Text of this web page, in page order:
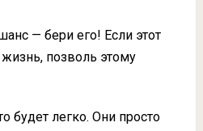
— бери его! Если этот
позволь этому
будет легко. Они просто